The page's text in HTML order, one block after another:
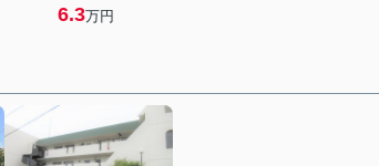
6.3万円